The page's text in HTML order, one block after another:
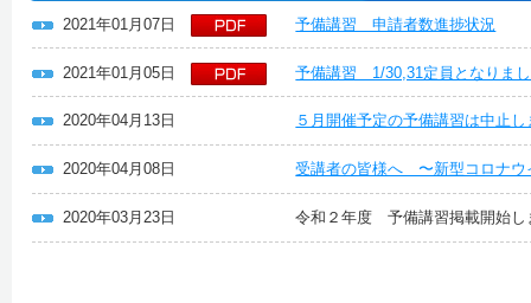
2021年01月07日 予備講習 申請者数進捗状況
2021年01月05日 予備講習 1/30,31定員となりま
2020年04月13日 ５月開催予定の予備講習は中止し
2020年04月08日 受講者の皆様へ 〜新型コロナウ
2020年03月23日 令和２年度 予備講習掲載開始